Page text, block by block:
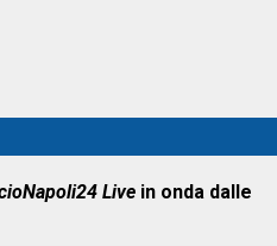
Live in onda dalle